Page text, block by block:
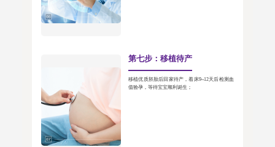
第七步：移植待产
移植优质胚胎后回家待产，着床9~12天后检测血
值验孕，等待宝宝顺利诞生；